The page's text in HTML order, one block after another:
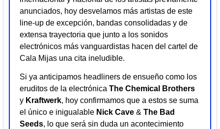
anunciados, hoy desvelamos más artistas de este
line-up de excepción, bandas consolidadas y de
extensa trayectoria que junto a los sonidos
electrónicos más vanguardistas hacen del cartel de
Cala Mijas una cita ineludible.
Si ya anticipamos headliners de ensueño como los
eruditos de la electrónica The Chemical Brothers
y Kraftwerk, hoy confirmamos que a estos se suma
el único e inigualable Nick Cave & The Bad
Seeds, lo que será sin duda un acontecimiento